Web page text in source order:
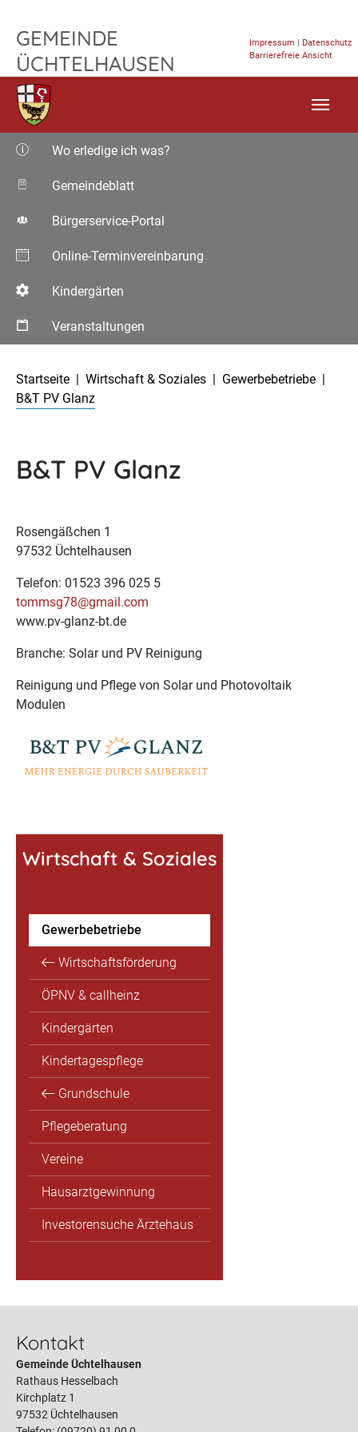
GEMEINDE
ÜCHTELHAUSEN
Impressum | Datenschutz
Barrierefreie Ansicht
Wo erledige ich was?
Gemeindeblatt
Bürgerservice-Portal
Online-Terminvereinbarung
Kindergärten
Veranstaltungen
Startseite
Wirtschaft & Soziales
Gewerbebetriebe
B&T PV Glanz
B&T PV Glanz
Rosengäßchen 1
97532 Üchtelhausen
Telefon: 01523 396 025 5
tommsg78@gmail.com
www.pv-glanz-bt.de
Branche: Solar und PV Reinigung
Reinigung und Pflege von Solar und Photovoltaik
Modulen
Wirtschaft & Soziales
Gewerbebetriebe
Wirtschaftsförderung
ÖPNV & callheinz
Kindergärten
Kindertagespflege
Grundschule
Pflegeberatung
Vereine
Hausarztgewinnung
Investorensuche Ärztehaus
Kontakt
Gemeinde Üchtelhausen
Rathaus Hesselbach
Kirchplatz 1
97532 Üchtelhausen